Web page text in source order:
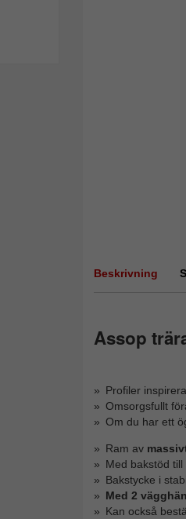
Beskrivning
Assop
Profiler
Omsorgsfullt
Om du har ett
Ram av
Med bakstöd
Bakstycke i
Med 2
Kan också